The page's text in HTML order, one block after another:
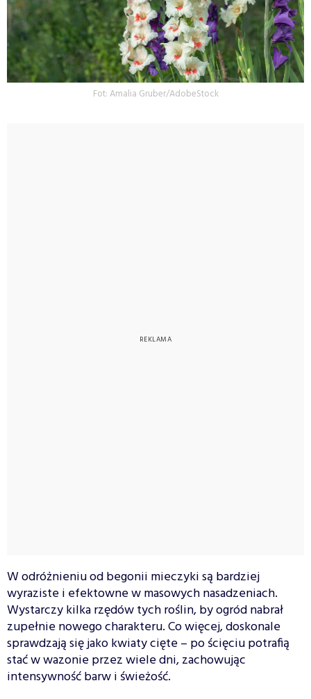
Fot: Amalia Gruber/AdobeStock
W odróżnieniu od begonii mieczyki są bardziej
wyraziste i efektowne w masowych nasadzeniach.
Wystarczy kilka rzędów tych roślin, by ogród nabrał
zupełnie nowego charakteru. Co więcej, doskonale
sprawdzają się jako kwiaty cięte – po ścięciu potrafią
stać w wazonie przez wiele dni, zachowując
intensywność barw i świeżość.